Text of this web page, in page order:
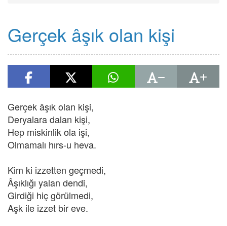
Gerçek âşık olan kişi
Gerçek âşık olan kişi,
Deryalara dalan kişi,
Hep miskinlik ola işi,
Olmamalı hırs-u heva.
Kim ki izzetten geçmedi,
Âşıklığı yalan dendi,
Girdiği hiç görülmedi,
Aşk ile izzet bir eve.